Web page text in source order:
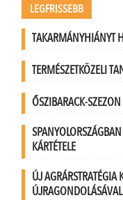
LEGFRISSEBB
TAKARMÁNYHIÁNYT
TERMÉSZETKÖZELI
ŐSZIBARACK-
KÁRTÉTELE
ÚJ AGRÁRSTRATÉGIA
ÚJRAGONDOLÁSÁVAL